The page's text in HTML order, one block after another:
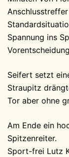
Spannung ins
Seifert setzt
Straupitz
Tor aber ohne
Am Ende ein
Spitzenreiter.
Sport-frei Lutz